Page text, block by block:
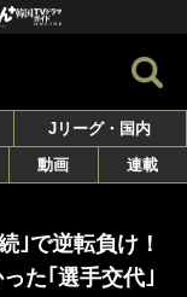
Jリーグ・国内
動画 連載
｣で逆転負け！
た｢選手交代｣